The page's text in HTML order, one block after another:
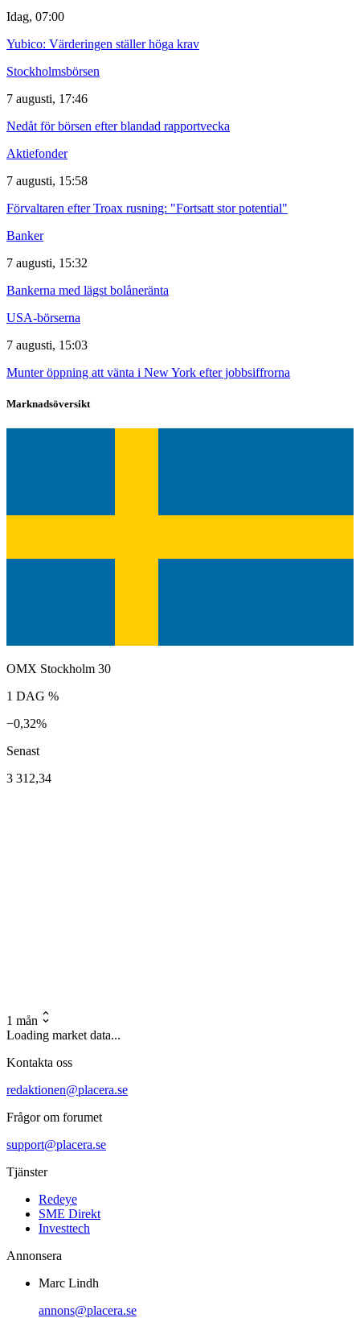
Idag, 07:00
Yubico: Värderingen ställer höga krav
Stockholmsbörsen
7 augusti, 17:46
Nedåt för börsen efter blandad rapportvecka
Aktiefonder
7 augusti, 15:58
Förvaltaren efter Troax rusning: "Fortsatt stor potential"
Banker
7 augusti, 15:32
Bankerna med lägst bolåneränta
USA-börserna
7 augusti, 15:03
Munter öppning att vänta i New York efter jobbsiffrorna
Marknadsöversikt
OMX Stockholm 30
1 DAG %
−0,32%
Senast
3 312,34
1 mån
Loading market data...
Kontakta oss
redaktionen@placera.se
Frågor om forumet
support@placera.se
Tjänster
Redeye
SME Direkt
Investtech
Annonsera
Marc Lindh
annons@placera.se